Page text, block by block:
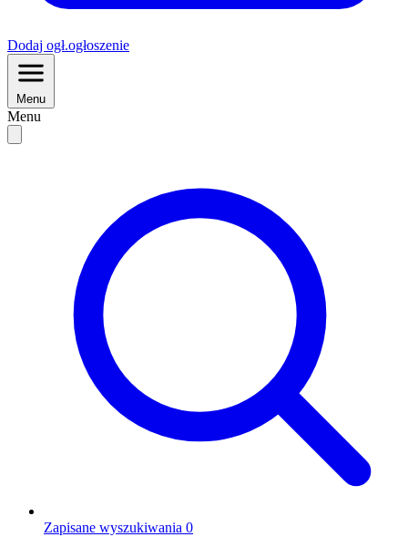
Dodaj ogł.ogłoszenie
Menu
Menu
Zapisane wyszukiwania 0